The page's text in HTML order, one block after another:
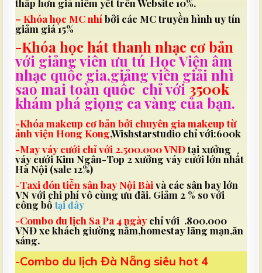
thấp hơn giá niêm yết trên Website 10%.
– Khóa học MC nhíbởi các MC truyền hình uy tín
giảm giá 15%
-Khóa học hát thanh nhạc cơ bản
với giảng viên ưu tú Học Viện âm
nhạc quốc gia,giảng viên giải nhì
sao mai toàn quốc chỉ với3500k
khám phá giọng ca vàng của bạn.
-Khóa makeup cơ bản bởi chuyên gia makeup từ
ảnh viện Hong Kong,Wishstarstudio chỉ với:600k
-May váy cưới chỉ với 2.500.000 VNĐtại xưởng
váy cưới Kim Ngân-Top 2 xưởng váy cưới lớn nhất
Hà Nội (sale 12%)
-Taxi đón tiễn sân bay Nội Bài và các sân bay lớn
VN với chi phí vô cùng ưu đãi. Giảm 2 % so với
công bốtại đây
-Combo du lịch Sa Pa 4 ngày chỉ với .800.000
VNĐ xe khách giường nằm,homestay lãng mạn,ăn
sáng.
-Combo du lịch Đà Nẵng siêu hot 4